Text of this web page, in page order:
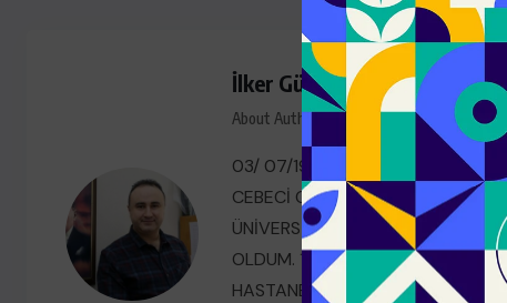
İlker Günyeli
About Author
03/ 07/1973 ANKARA
CEBECİ ORTAOKULU VE LİSEYİ
ÜNİVERSİTESİ TIP FAKÜLTESİNİ
OLDUM. 1998’DE DR. ZEKAİ TAHİR
HASTANESİNDE UZMANLIK